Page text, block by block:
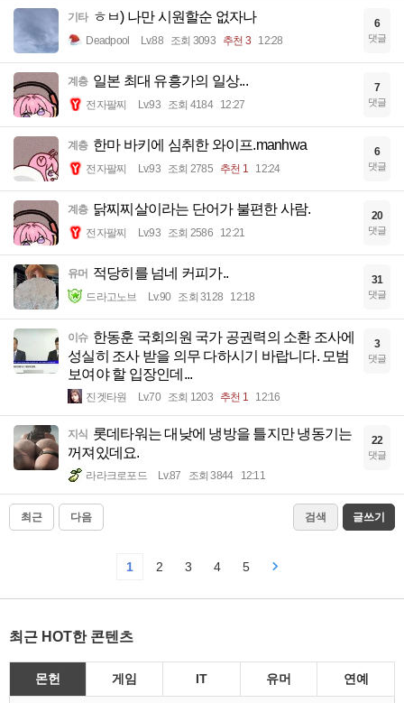
기타 ㅎㅂ) 나만 시원할순 없자나
Deadpool Lv.88 조회 3093 추천 3 12:28
6
댓글
계층 일본 최대 유흥가의 일상...
전자팔찌 Lv.93 조회 4184 12:27
7
댓글
계층 한마 바키에 심취한 와이프.manhwa
전자팔찌 Lv.93 조회 2785 추천 1 12:24
6
댓글
계층 닭찌찌살이라는 단어가 불편한 사람.
전자팔찌 Lv.93 조회 2586 12:21
20
댓글
유머 적당히를 넘네 커피가..
드라고노브 Lv.90 조회 3128 12:18
31
댓글
이슈 한동훈 국회의원 국가 공권력의 소환 조사에
성실히 조사 받을 의무 다하시기 바랍니다. 모범
보여야 할 입장인데...
진겟타원 Lv.70 조회 1203 추천 1 12:16
3
댓글
지식 롯데타워는 대낮에 냉방을 틀지만 냉동기는
꺼져있데요.
라라크로포드 Lv.87 조회 3844 12:11
22
댓글
최근 다음 검색 글쓰기
1 2 3 4 5
최근 HOT한 콘텐츠
몬헌 게임 IT 유머 연예